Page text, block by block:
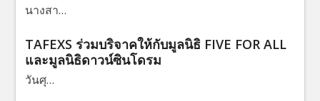
นางสา…
TAFEXS ร่วมบริจาคให้กับมูลนิธิ FIVE FOR ALL
และมูลนิธิดาวน์ซินโดรม
วันศุ…